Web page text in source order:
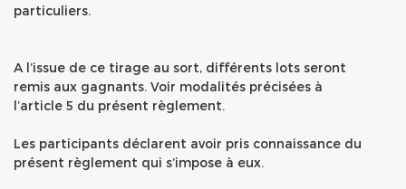
particuliers.
A l’issue de ce tirage au sort, différents lots seront
remis aux gagnants. Voir modalités précisées à
l’article 5 du présent règlement.
Les participants déclarent avoir pris connaissance du
présent règlement qui s’impose à eux.